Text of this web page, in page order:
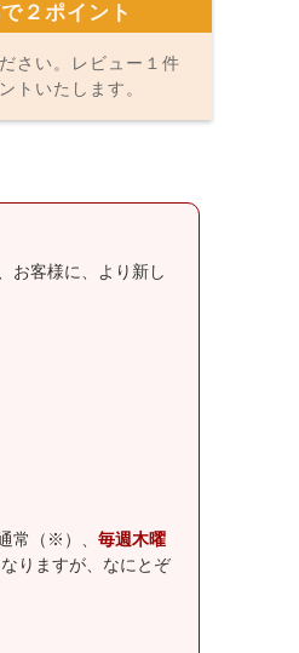
２ポイント
さい。レビュー１件
トいたします。
お客様に、より新し
常（※）、 毎週木曜
りますが、なにとぞ